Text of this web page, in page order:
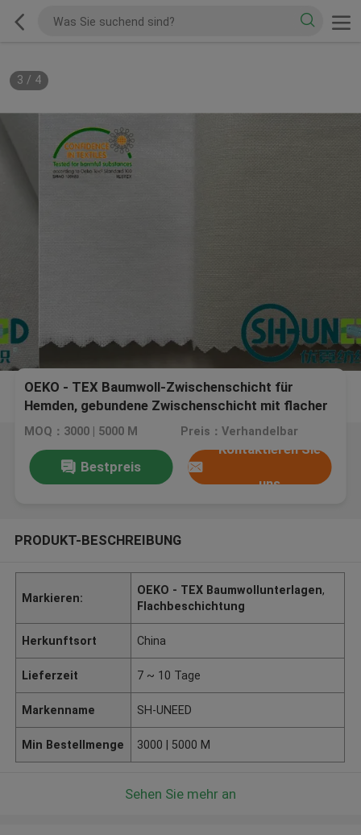
3 / 4
OEKO - TEX Baumwoll-Zwischenschicht für
Hemden, gebundene Zwischenschicht mit flacher
Beschichtung
MOQ：3000 | 5000 M Preis：Verhandelbar
Bestpreis
Kontaktieren Sie
uns
PRODUKT-BESCHREIBUNG
Markieren:
OEKO - TEX Baumwollunterlagen,
Flachbeschichtung
Herkunftsort China
Lieferzeit 7 ~ 10 Tage
Markenname SH-UNEED
Min Bestellmenge 3000 | 5000 M
Sehen Sie mehr an